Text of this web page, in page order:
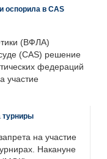
оспорила в CAS
(ВФЛА)
(CAS) решение
федераций
участие
турниры
на участие
Накануне